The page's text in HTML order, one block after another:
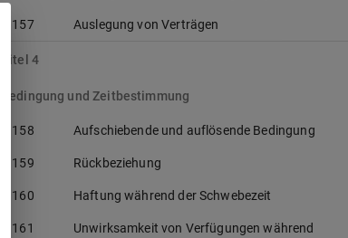
§ 157 Auslegung von Verträgen
Titel 4
Bedingung und Zeitbestimmung
§ 158 Aufschiebende und auflösende Bedingung
§ 159 Rückbeziehung
§ 160 Haftung während der Schwebezeit
§ 161
Unwirksamkeit von Verfügungen während